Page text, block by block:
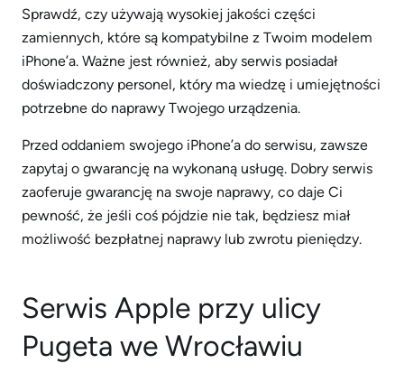
Sprawdź, czy używają wysokiej jakości części
zamiennych, które są kompatybilne z Twoim modelem
iPhone’a. Ważne jest również, aby serwis posiadał
doświadczony personel, który ma wiedzę i umiejętności
potrzebne do naprawy Twojego urządzenia.
Przed oddaniem swojego iPhone’a do serwisu, zawsze
zapytaj o gwarancję na wykonaną usługę. Dobry serwis
zaoferuje gwarancję na swoje naprawy, co daje Ci
pewność, że jeśli coś pójdzie nie tak, będziesz miał
możliwość bezpłatnej naprawy lub zwrotu pieniędzy.
Serwis Apple przy ulicy
Pugeta we Wrocławiu